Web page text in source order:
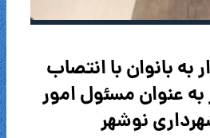
به بانوان با انتصاب
عنوان مسئول امور
نوشهر